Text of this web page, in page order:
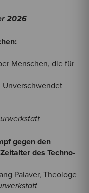
2026
Menschen, die für
Unverschwendet
gegen den
des Techno-
Palaver, Theologe